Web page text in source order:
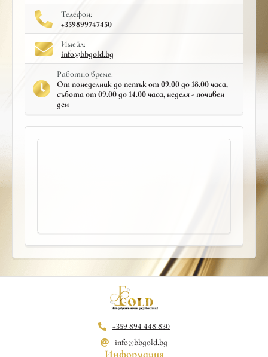
Телефон:
+359899747450
Имейл:
info@bbgold.bg
Работно време:
От понеделник до петък от 09.00 до 18.00 часа,
събота от 09.00 до 14.00 часа, неделя - почивен
ден
+359 894 448 830
info@bbgold.bg
Информация